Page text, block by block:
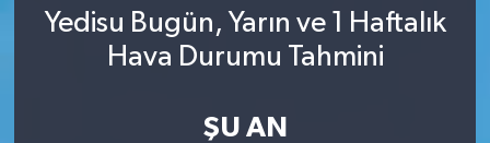
Yedisu Bugün, Yarın ve 1 Haftalık
Hava Durumu Tahmini
ŞU AN
Tüm Manşetler
Son Dakika Haberleri